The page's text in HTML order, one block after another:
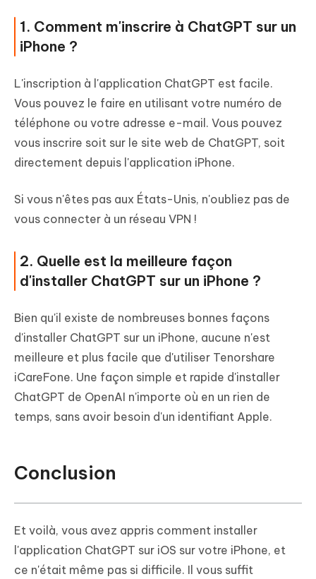
1. Comment m'inscrire à ChatGPT sur un
iPhone ?
L'inscription à l'application ChatGPT est facile.
Vous pouvez le faire en utilisant votre numéro de
téléphone ou votre adresse e-mail. Vous pouvez
vous inscrire soit sur le site web de ChatGPT, soit
directement depuis l'application iPhone.
Si vous n'êtes pas aux États-Unis, n'oubliez pas de
vous connecter à un réseau VPN !
2. Quelle est la meilleure façon
d'installer ChatGPT sur un iPhone ?
Bien qu'il existe de nombreuses bonnes façons
d'installer ChatGPT sur un iPhone, aucune n'est
meilleure et plus facile que d'utiliser Tenorshare
iCareFone. Une façon simple et rapide d'installer
ChatGPT de OpenAI n'importe où en un rien de
temps, sans avoir besoin d'un identifiant Apple.
Conclusion
Et voilà, vous avez appris comment installer
l'application ChatGPT sur iOS sur votre iPhone, et
ce n'était même pas si difficile. Il vous suffit